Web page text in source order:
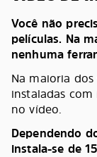
Você não
películas. Na
nenhuma
Na maioria
instaladas
no vídeo.
Dependendo
instala-se de